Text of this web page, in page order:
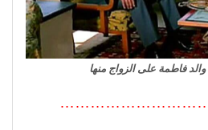
فاطمة على الزواج منها